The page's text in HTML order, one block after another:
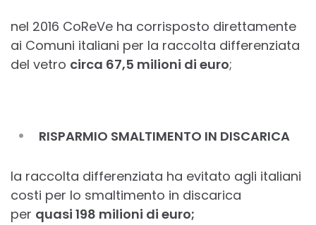
nel 2016 CoReVe ha corrisposto direttamente
ai Comuni italiani per la raccolta differenziata
del vetro circa 67,5 milioni di euro;
RISPARMIO SMALTIMENTO IN DISCARICA
la raccolta differenziata ha evitato agli italiani
costi per lo smaltimento in discarica
per quasi 198 milioni di euro;